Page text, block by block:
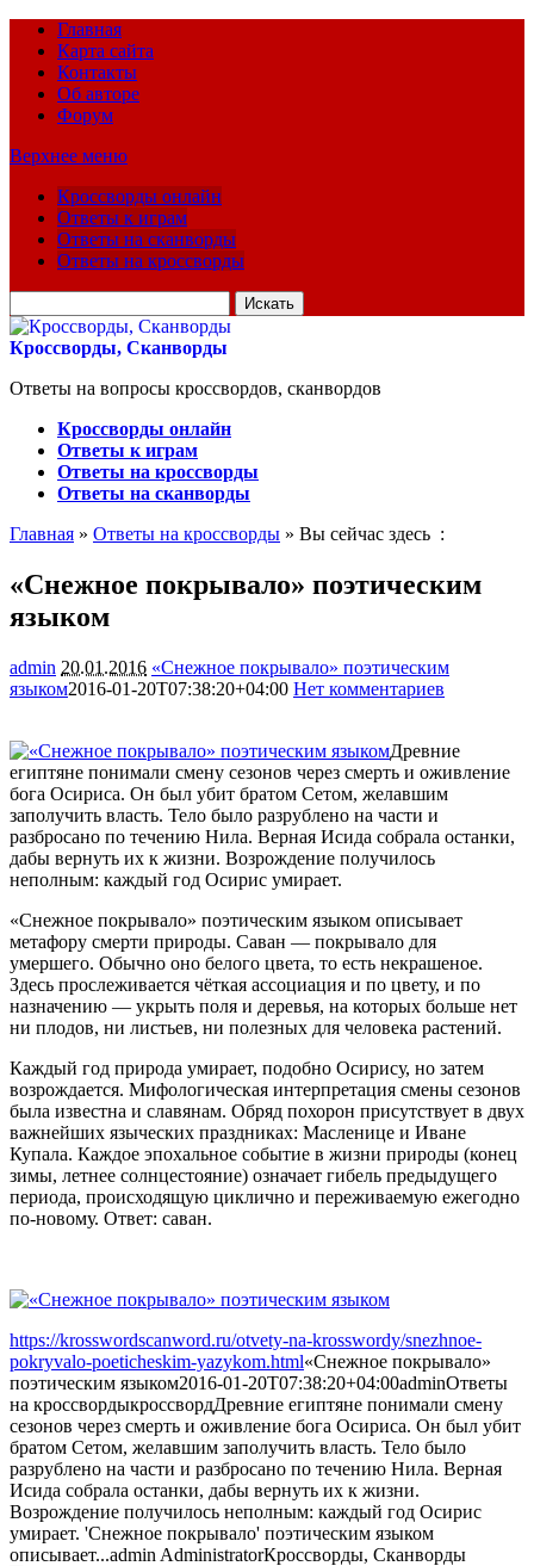
Главная
Карта сайта
Контакты
Об авторе
Форум
Верхнее меню
Кроссворды онлайн
Ответы к играм
Ответы на сканворды
Ответы на кроссворды
для:
Кроссворды, Сканворды
Ответы на вопросы кроссвордов, сканвордов
Кроссворды онлайн
Ответы к играм
Ответы на кроссворды
Ответы на сканворды
Главная » Ответы на кроссворды » Вы сейчас здесь :
«Снежное покрывало» поэтическим
языком
admin 20.01.2016 «Снежное покрывало» поэтическим
языком2016-01-20T07:38:20+04:00 Нет комментариев
Древние
египтяне понимали смену сезонов через смерть и оживление
бога Осириса. Он был убит братом Сетом, желавшим
заполучить власть. Тело было разрублено на части и
разбросано по течению Нила. Верная Исида собрала останки,
дабы вернуть их к жизни. Возрождение получилось
неполным: каждый год Осирис умирает.
«Снежное покрывало» поэтическим языком описывает
метафору смерти природы. Саван — покрывало для
умершего. Обычно оно белого цвета, то есть некрашеное.
Здесь прослеживается чёткая ассоциация и по цвету, и по
назначению — укрыть поля и деревья, на которых больше нет
ни плодов, ни листьев, ни полезных для человека растений.
Каждый год природа умирает, подобно Осирису, но затем
возрождается. Мифологическая интерпретация смены сезонов
была известна и славянам. Обряд похорон присутствует в двух
важнейших языческих праздниках: Масленице и Иване
Купала. Каждое эпохальное событие в жизни природы (конец
зимы, летнее солнцестояние) означает гибель предыдущего
периода, происходящую циклично и переживаемую ежегодно
по-новому. Ответ: саван.
https://krosswordscanword.ru/otvety-na-krosswordy/snezhnoe-
pokryvalo-poeticheskim-yazykom.html«Снежное покрывало»
поэтическим языком2016-01-20T07:38:20+04:00adminОтветы
на кроссвордыкроссвордДревние египтяне понимали смену
сезонов через смерть и оживление бога Осириса. Он был убит
братом Сетом, желавшим заполучить власть. Тело было
разрублено на части и разбросано по течению Нила. Верная
Исида собрала останки, дабы вернуть их к жизни.
Возрождение получилось неполным: каждый год Осирис
умирает. 'Снежное покрывало' поэтическим языком
описывает...admin AdministratorКроссворды, Сканворды